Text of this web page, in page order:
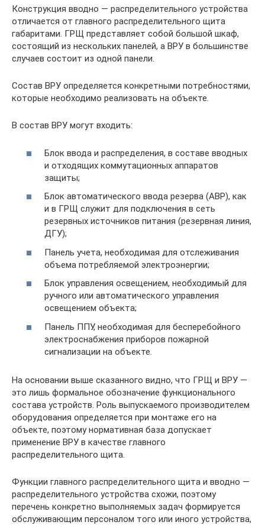
Конструкция вводно — распределительного устройства
отличается от главного распределительного щита
габаритами. ГРЩ представляет собой большой шкаф,
состоящий из нескольких панелей, а ВРУ в большинстве
случаев состоит из одной панели.
Состав ВРУ определяется конкретными потребностями,
которые необходимо реализовать на объекте.
В состав ВРУ могут входить:
Блок ввода и распределения, в составе вводных
и отходящих коммутационных аппаратов
защиты;
Блок автоматического ввода резерва (АВР), как
и в ГРЩ служит для подключения в сеть
резервных источников питания (резервная линия,
ДГУ);
Панель учета, необходимая для отслеживания
объема потребляемой электроэнергии;
Блок управления освещением, необходимый для
ручного или автоматического управления
освещением объекта;
Панель ППУ, необходимая для бесперебойного
электроснабжения приборов пожарной
сигнализации на объекте.
На основании выше сказанного видно, что ГРЩ и ВРУ —
это лишь формальное обозначение функционального
состава устройств. Роль выпускаемого производителем
оборудования определяется при монтаже его на
объекте, поэтому нормативная база допускает
применение ВРУ в качестве главного
распределительного щита.
Функции главного распределительного щита и вводно —
распределительного устройства схожи, поэтому
перечень конкретно выполняемых задач формируется
обслуживающим персоналом того или иного устройства,